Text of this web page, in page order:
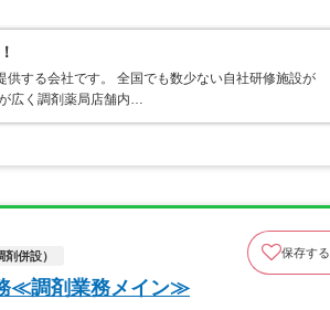
する会社です。 全国でも数少ない自社研修施設が
広く調剤薬局店舗内…
併設） 保存する
≪調剤業務メイン≫